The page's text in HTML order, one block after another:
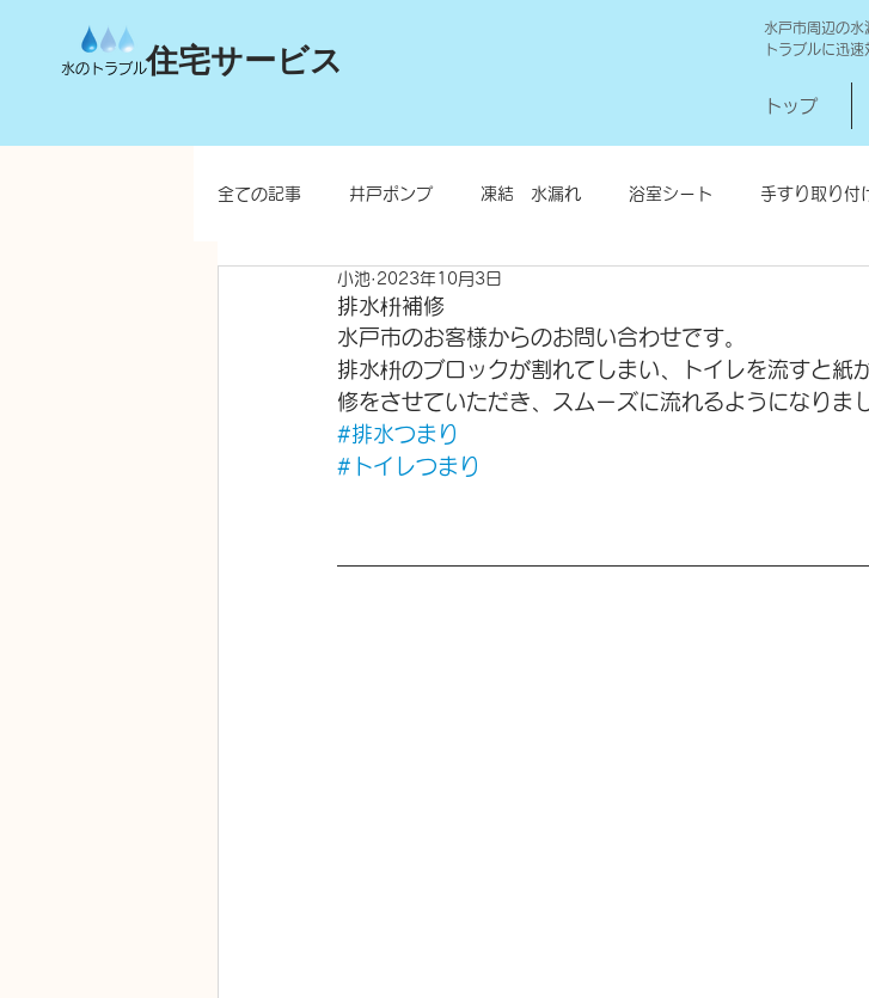
水のトラブル住宅サービス
水戸市周辺の
トラブルに迅
トップ
全ての記事 井戸ポンプ 凍結 水漏れ 浴室シート 手すり取り付
洗面所 お風呂
水栓柱・不凍水栓柱
排水枡補修
小池 2023年10月3日
水戸市のお客様からのお問い合わせです。
排水枡のブロックが割れてしまい、トイレを流すと紙
修をさせていただき、スムーズに流れるようになりま
#排水つまり
#トイレつまり